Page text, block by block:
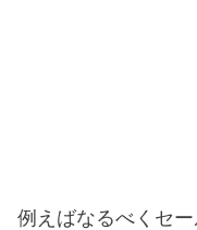
例えばなるべくセ